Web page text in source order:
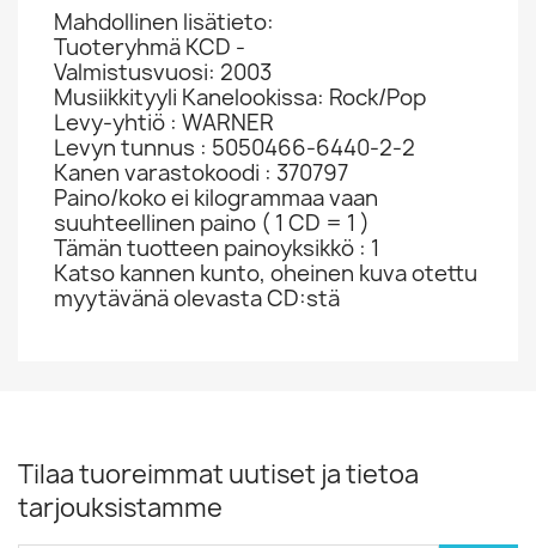
Mahdollinen lisätieto:
Tuoteryhmä KCD -
Valmistusvuosi: 2003
Musiikkityyli Kanelookissa: Rock/Pop
Levy-yhtiö : WARNER
Levyn tunnus : 5050466-6440-2-2
Kanen varastokoodi : 370797
Paino/koko ei kilogrammaa vaan
suuhteellinen paino ( 1 CD = 1 )
Tämän tuotteen painoyksikkö : 1
Katso kannen kunto, oheinen kuva otettu
myytävänä olevasta CD:stä
Tilaa tuoreimmat uutiset ja tietoa
tarjouksistamme